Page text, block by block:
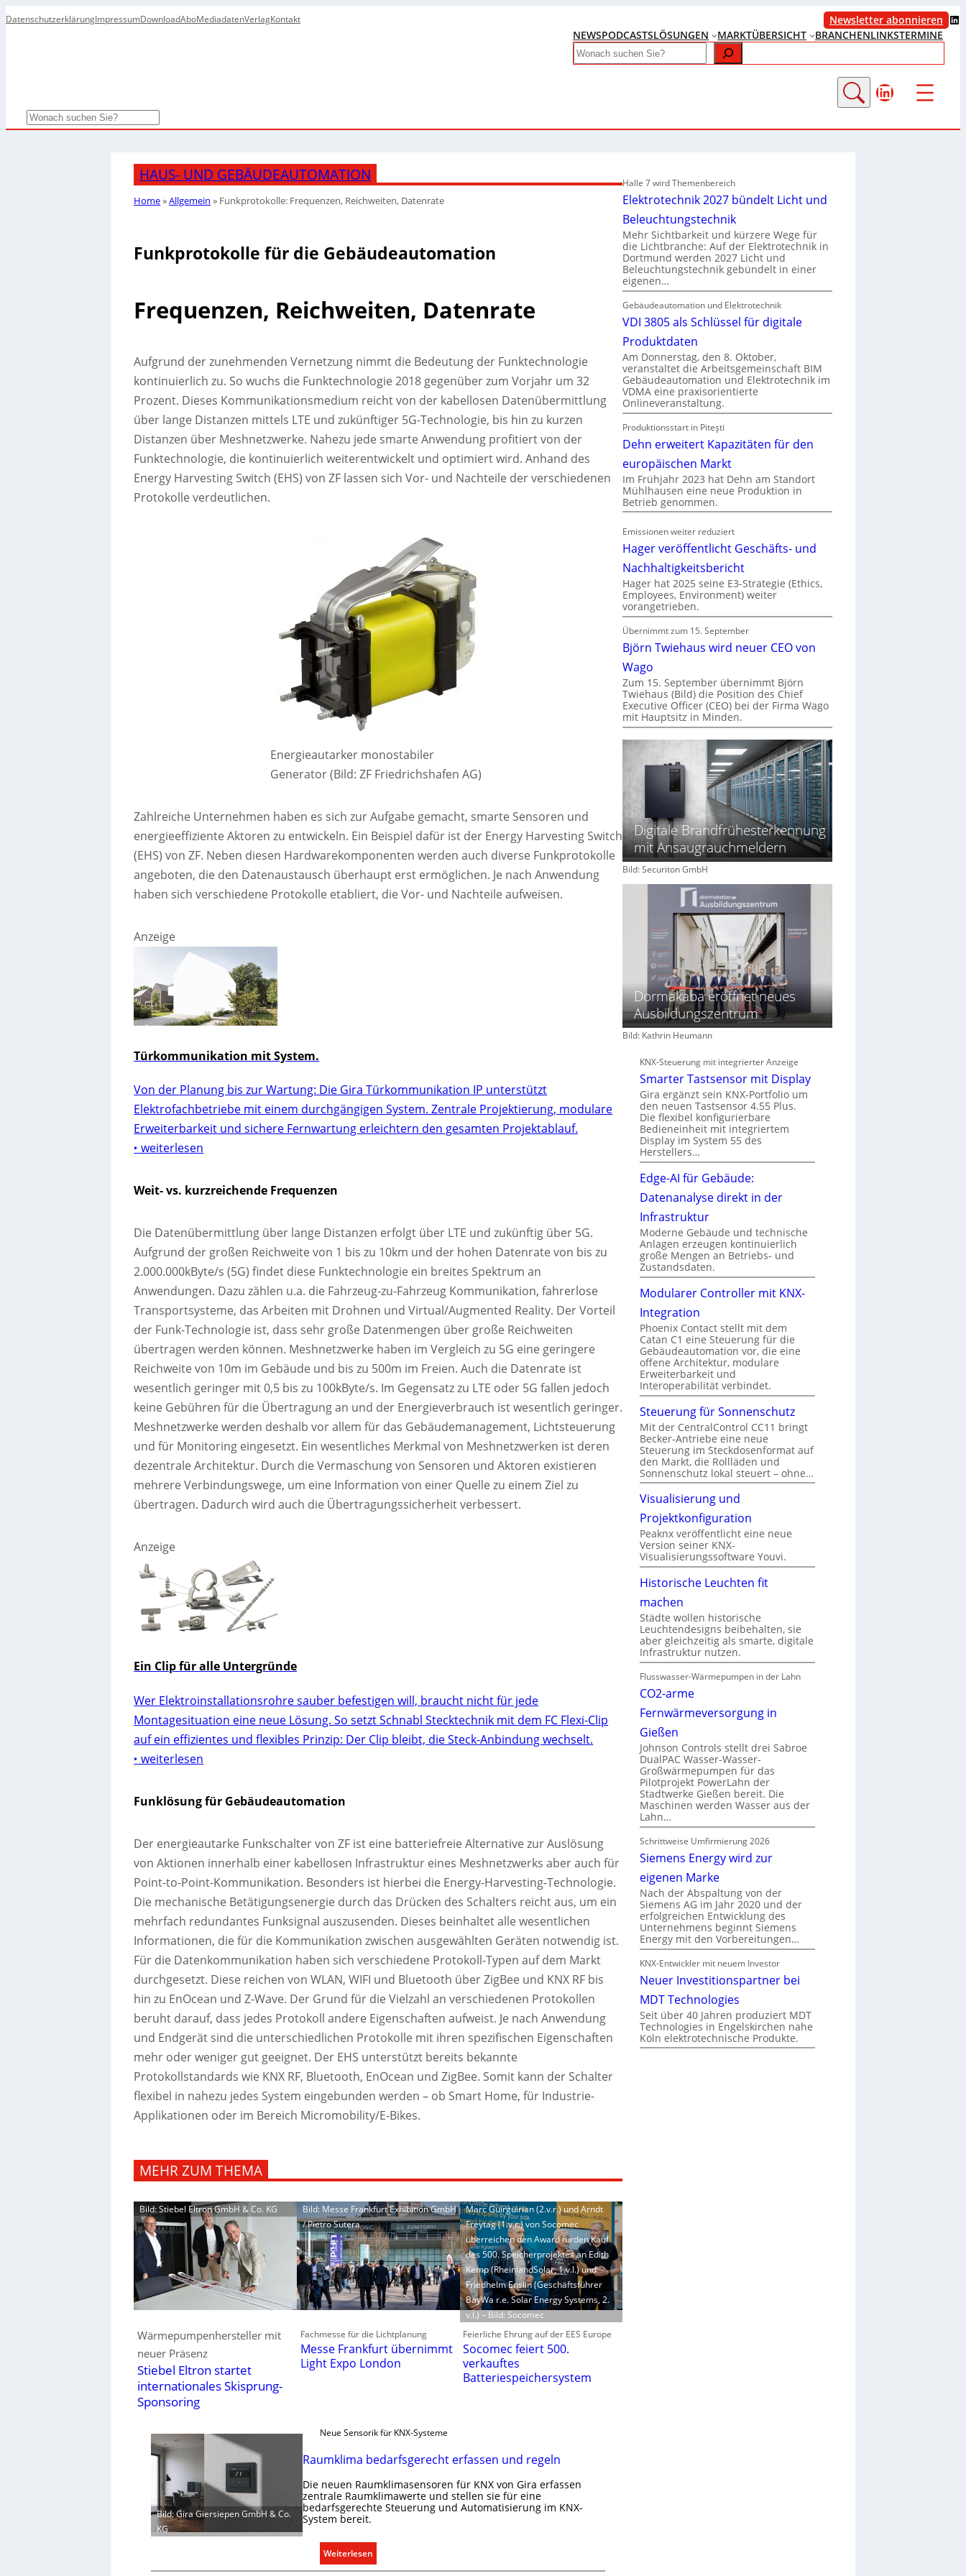
DatenschutzerklärungImpressumDownloadAboMediadatenVerlagKontakt Newsletter abonnieren LinkedIn
NEWSPODCASTSLÖSUNGEN MARKTÜBERSICHT BRANCHENLINKSTERMINE
Search
LinkedIn
Search
HAUS- UND GEBÄUDEAUTOMATION
Home»Allgemein » Funkprotokolle: Frequenzen, Reichweiten, Datenrate
Funkprotokolle für die Gebäudeautomation
Frequenzen, Reichweiten, Datenrate
Aufgrund der zunehmenden Vernetzung nimmt die Bedeutung der Funktechnologie
kontinuierlich zu. So wuchs die Funktechnologie 2018 gegenüber zum Vorjahr um 32
Prozent. Dieses Kommunikationsmedium reicht von der kabellosen Datenübermittlung
über lange Distanzen mittels LTE und zukünftiger 5G-Technologie, bis hin zu kurzen
Distanzen über Meshnetzwerke. Nahezu jede smarte Anwendung profitiert von der
Funktechnologie, die kontinuierlich weiterentwickelt und optimiert wird. Anhand des
Energy Harvesting Switch (EHS) von ZF lassen sich Vor- und Nachteile der verschiedenen
Protokolle verdeutlichen.
Energieautarker monostabiler
Generator (Bild: ZF Friedrichshafen AG)
Zahlreiche Unternehmen haben es sich zur Aufgabe gemacht, smarte Sensoren und
energieeffiziente Aktoren zu entwickeln. Ein Beispiel dafür ist der Energy Harvesting Switch
(EHS) von ZF. Neben diesen Hardwarekomponenten werden auch diverse Funkprotokolle
angeboten, die den Datenaustausch überhaupt erst ermöglichen. Je nach Anwendung
haben sich verschiedene Protokolle etabliert, die Vor- und Nachteile aufweisen.
Anzeige
Türkommunikation mit System.
Von der Planung bis zur Wartung: Die Gira Türkommunikation IP unterstützt
Elektrofachbetriebe mit einem durchgängigen System. Zentrale Projektierung, modulare
Erweiterbarkeit und sichere Fernwartung erleichtern den gesamten Projektablauf.
‣ weiterlesen
Weit- vs. kurzreichende Frequenzen
Die Datenübermittlung über lange Distanzen erfolgt über LTE und zukünftig über 5G.
Aufgrund der großen Reichweite von 1 bis zu 10km und der hohen Datenrate von bis zu
2.000.000kByte/s (5G) findet diese Funktechnologie ein breites Spektrum an
Anwendungen. Dazu zählen u.a. die Fahrzeug-zu-Fahrzeug Kommunikation, fahrerlose
Transportsysteme, das Arbeiten mit Drohnen und Virtual/Augmented Reality. Der Vorteil
der Funk-Technologie ist, dass sehr große Datenmengen über große Reichweiten
übertragen werden können. Meshnetzwerke haben im Vergleich zu 5G eine geringere
Reichweite von 10m im Gebäude und bis zu 500m im Freien. Auch die Datenrate ist
wesentlich geringer mit 0,5 bis zu 100kByte/s. Im Gegensatz zu LTE oder 5G fallen jedoch
keine Gebühren für die Übertragung an und der Energieverbrauch ist wesentlich geringer.
Meshnetzwerke werden deshalb vor allem für das Gebäudemanagement, Lichtsteuerung
und für Monitoring eingesetzt. Ein wesentliches Merkmal von Meshnetzwerken ist deren
dezentrale Architektur. Durch die Vermaschung von Sensoren und Aktoren existieren
mehrere Verbindungswege, um eine Information von einer Quelle zu einem Ziel zu
übertragen. Dadurch wird auch die Übertragungssicherheit verbessert.
Anzeige
Ein Clip für alle Untergründe
Wer Elektroinstallationsrohre sauber befestigen will, braucht nicht für jede
Montagesituation eine neue Lösung. So setzt Schnabl Stecktechnik mit dem FC Flexi-Clip
auf ein effizientes und flexibles Prinzip: Der Clip bleibt, die Steck-Anbindung wechselt.
‣ weiterlesen
Funklösung für Gebäudeautomation
Der energieautarke Funkschalter von ZF ist eine batteriefreie Alternative zur Auslösung
von Aktionen innerhalb einer kabellosen Infrastruktur eines Meshnetzwerks aber auch für
Point-to-Point-Kommunikation. Besonders ist hierbei die Energy-Harvesting-Technologie.
Die mechanische Betätigungsenergie durch das Drücken des Schalters reicht aus, um ein
mehrfach redundantes Funksignal auszusenden. Dieses beinhaltet alle wesentlichen
Informationen, die für die Kommunikation zwischen ausgewählten Geräten notwendig ist.
Für die Datenkommunikation haben sich verschiedene Protokoll-Typen auf dem Markt
durchgesetzt. Diese reichen von WLAN, WIFI und Bluetooth über ZigBee und KNX RF bis
hin zu EnOcean und Z-Wave. Der Grund für die Vielzahl an verschiedenen Protokollen
beruht darauf, dass jedes Protokoll andere Eigenschaften aufweist. Je nach Anwendung
und Endgerät sind die unterschiedlichen Protokolle mit ihren spezifischen Eigenschaften
mehr oder weniger gut geeignet. Der EHS unterstützt bereits bekannte
Protokollstandards wie KNX RF, Bluetooth, EnOcean und ZigBee. Somit kann der Schalter
flexibel in nahezu jedes System eingebunden werden – ob Smart Home, für Industrie-
Applikationen oder im Bereich Micromobility/E-Bikes.
MEHR ZUM THEMA
Bild: Stiebel Eltron GmbH & Co. KG
Wärmepumpenhersteller mit
neuer Präsenz
Stiebel Eltron startet
internationales Skisprung-
Sponsoring
Bild: Messe Frankfurt Exhibition GmbH
/ Pietro Sutera
Fachmesse für die Lichtplanung
Messe Frankfurt übernimmt
Light Expo London
Marc Guirguirian (2.v.r.) und Arndt
Freytag (1.v.r.) von Socomec
überreichen den Award fürden Kauf
des 500. Speicherprojektes an Edith
Kemp (RheinlandSolar, 1.v.l.) und
Friedhelm Enslin (Geschäftsführer
BayWa r.e. Solar Energy Systems, 2.
v.l.) – Bild: Socomec
Feierliche Ehrung auf der EES Europe
Socomec feiert 500.
verkauftes
Batteriespeichersystem
Bild: Gira Giersiepen GmbH & Co.
KG
Neue Sensorik für KNX-Systeme
Raumklima bedarfsgerecht erfassen und regeln
Die neuen Raumklimasensoren für KNX von Gira erfassen
zentrale Raumklimawerte und stellen sie für eine
bedarfsgerechte Steuerung und Automatisierung im KNX-
System bereit.
Weiterlesen:
R
Halle 7 wird Themenbereich
Elektrotechnik 2027 bündelt Licht und
Beleuchtungstechnik
Mehr Sichtbarkeit und kürzere Wege für
die Lichtbranche: Auf der Elektrotechnik in
Dortmund werden 2027 Licht und
Beleuchtungstechnik gebündelt in einer
eigenen…
Gebäudeautomation und Elektrotechnik
VDI 3805 als Schlüssel für digitale
Produktdaten
Am Donnerstag, den 8. Oktober,
veranstaltet die Arbeitsgemeinschaft BIM
Gebäudeautomation und Elektrotechnik im
VDMA eine praxisorientierte
Onlineveranstaltung.
Produktionsstart in Piteşti
Dehn erweitert Kapazitäten für den
europäischen Markt
Im Frühjahr 2023 hat Dehn am Standort
Mühlhausen eine neue Produktion in
Betrieb genommen.
Emissionen weiter reduziert
Hager veröffentlicht Geschäfts- und
Nachhaltigkeitsbericht
Hager hat 2025 seine E3-Strategie (Ethics,
Employees, Environment) weiter
vorangetrieben.
Übernimmt zum 15. September
Björn Twiehaus wird neuer CEO von
Wago
Zum 15. September übernimmt Björn
Twiehaus (Bild) die Position des Chief
Executive Officer (CEO) bei der Firma Wago
mit Hauptsitz in Minden.
Digitale Brandfrühesterkennung
mit Ansaugrauchmeldern
Bild: Securiton GmbH
Dormakaba eröffnet neues
Ausbildungszentrum
Bild: Kathrin Heumann
KNX-Steuerung mit integrierter Anzeige
Smarter Tastsensor mit Display
Gira ergänzt sein KNX-Portfolio um
den neuen Tastsensor 4.55 Plus.
Die flexibel konfigurierbare
Bedieneinheit mit integriertem
Display im System 55 des
Herstellers…
Edge-AI für Gebäude:
Datenanalyse direkt in der
Infrastruktur
Moderne Gebäude und technische
Anlagen erzeugen kontinuierlich
große Mengen an Betriebs- und
Zustandsdaten.
Modularer Controller mit KNX-
Integration
Phoenix Contact stellt mit dem
Catan C1 eine Steuerung für die
Gebäudeautomation vor, die eine
offene Architektur, modulare
Erweiterbarkeit und
Interoperabilität verbindet.
Steuerung für Sonnenschutz
Mit der CentralControl CC11 bringt
Becker-Antriebe eine neue
Steuerung im Steckdosenformat auf
den Markt, die Rollläden und
Sonnenschutz lokal steuert – ohne…
Visualisierung und
Projektkonfiguration
Peaknx veröffentlicht eine neue
Version seiner KNX-
Visualisierungssoftware Youvi.
Historische Leuchten fit
machen
Städte wollen historische
Leuchtendesigns beibehalten, sie
aber gleichzeitig als smarte, digitale
Infrastruktur nutzen.
Flusswasser-Wärmepumpen in der Lahn
CO2-arme
Fernwärmeversorgung in
Gießen
Johnson Controls stellt drei Sabroe
DualPAC Wasser-Wasser-
Großwärmepumpen für das
Pilotprojekt PowerLahn der
Stadtwerke Gießen bereit. Die
Maschinen werden Wasser aus der
Lahn…
Schrittweise Umfirmierung 2026
Siemens Energy wird zur
eigenen Marke
Nach der Abspaltung von der
Siemens AG im Jahr 2020 und der
erfolgreichen Entwicklung des
Unternehmens beginnt Siemens
Energy mit den Vorbereitungen…
KNX-Entwickler mit neuem Investor
Neuer Investitionspartner bei
MDT Technologies
Seit über 40 Jahren produziert MDT
Technologies in Engelskirchen nahe
Köln elektrotechnische Produkte.